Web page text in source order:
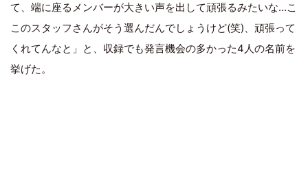
て、端に座るメンバーが大きい声を出して頑張るみたいな…こ
このスタッフさんがそう選んだんでしょうけど(笑)、頑張って
くれてんなと」と、収録でも発言機会の多かった4人の名前を
挙げた。